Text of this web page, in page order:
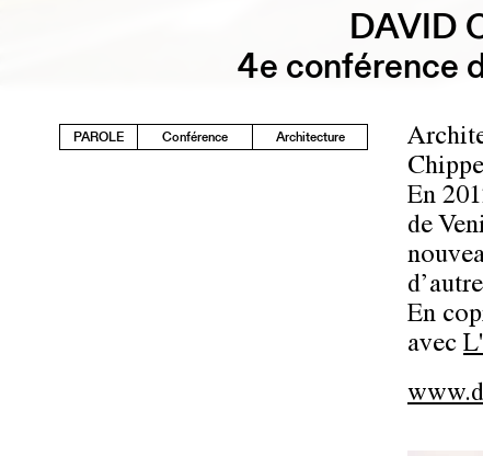
DAVID
4e conférence
PAROLE Conférence Architecture
En
de
En
avec